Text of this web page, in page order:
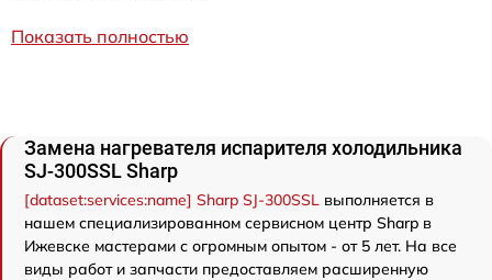
Показать полностью
Замена нагревателя испарителя холодильника
SJ-300SSL Sharp
[dataset:services:name] Sharp SJ-300SSL выполняется в
нашем специализированном сервисном центр Sharp в
Ижевске мастерами с огромным опытом - от 5 лет. На все
виды работ и запчасти предоставляем расширенную